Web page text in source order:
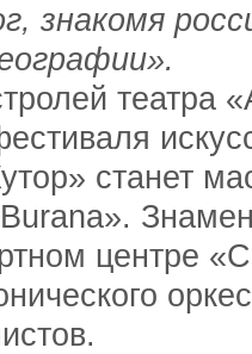
знакомя
театра
станет
центре